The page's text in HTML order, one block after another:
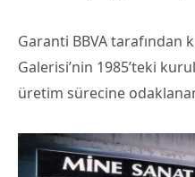
Garanti BBVA tarafından
Galerisi’nin 1985’teki
üretim sürecine